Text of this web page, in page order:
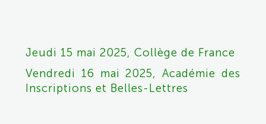
Jeudi 15 mai 2025, Collège de France
Vendredi 16 mai 2025,Académie des
Inscriptions et Belles-Lettres